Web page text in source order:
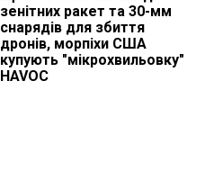
зенітних ракет та 30-мм
снарядів для збиття
дронів, морпіхи США
купують "мікрохвильовку"
HAVOC